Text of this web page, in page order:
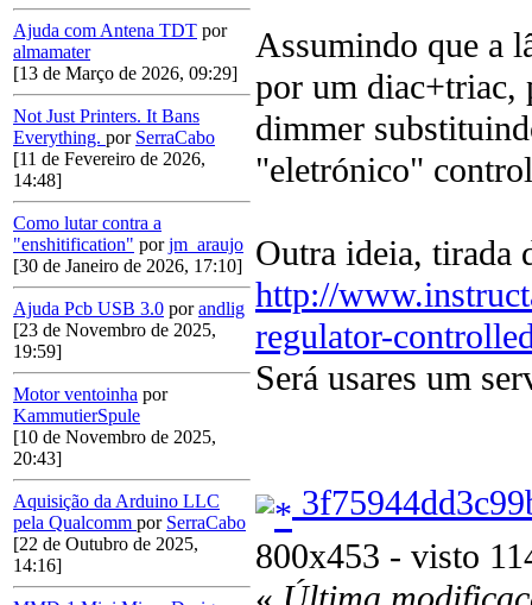
Ajuda com Antena TDT por
almamater
[13 de Março de 2026, 09:29]
Not Just Printers. It Bans
Everything. por SerraCabo
[11 de Fevereiro de 2026,
14:48]
Como lutar contra a
"enshitification" porjm_araujo
[30 de Janeiro de 2026, 17:10]
Ajuda Pcb USB 3.0 porandlig
[23 de Novembro de 2025,
19:59]
Motor ventoinha por
KammutierSpule
[10 de Novembro de 2025,
20:43]
Aquisição da Arduino LLC
pela Qualcomm por SerraCabo
[22 de Outubro de 2025,
14:16]
Assumindo que a
por um diac+triac,
dimmer
"eletrónico"
Outra ideia, tirada
http://
regulator-
Será usares um
800x453 - visto